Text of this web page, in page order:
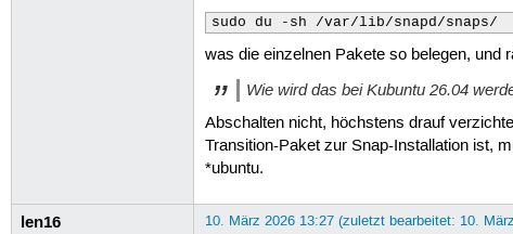
sudo du -sh /var/lib/snapd/snaps/
was die einzelnen Pakete so belegen, und
Wie wird das bei Kubuntu 26.04
Abschalten nicht, höchstens drauf
Transition-Paket zur Snap-Installation ist,
*ubuntu.
len16 10. März 2026 13:27 (zuletzt bearbeitet: 10.